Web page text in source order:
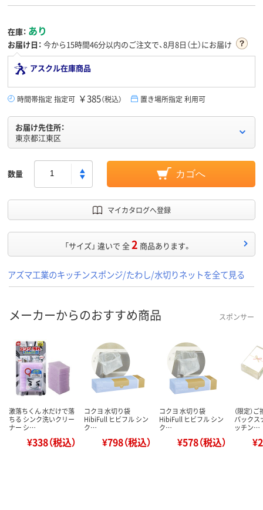
在庫： あり
お届け日： 今から15時間46分以内のご注文で、8月8日（土）にお届け
アスクル在庫商品
時間帯指定 指定可 ￥385（税込） 置き場所指定 利用可
お届け先住所：
東京都江東区
数量 カゴへ
マイカタログへ登録
「サイズ」 違いで 全2 商品あります。
アズマ工業のキッチンスポンジ/たわし/水切りネットを全て見る
メーカーからのおすすめ商品 スポンサー
激落ちくん 水だけで落
ちる シンク洗いクリー
ナー シ…
¥338（税込）
コクヨ 水切り袋
HibiFull ヒビフル シン
ク…
¥798（税込）
コクヨ 水切り袋
HibiFull ヒビフル シン
ク…
¥578（税込）
（限定）
パックス
ッチン…